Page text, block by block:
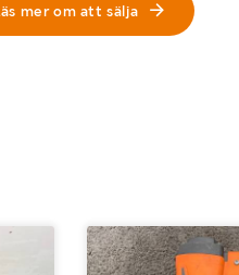
mer om att sälja